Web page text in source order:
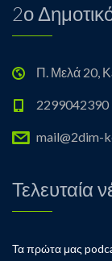
2ο
Π. Μελά 20,
2299042390
mail@2dim-
Τελευταία